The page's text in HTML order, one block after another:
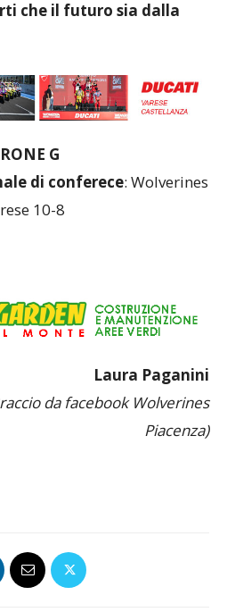
che il futuro sia dalla
G
di conferece: Wolverines
10-8
Laura Paganini
da facebook Wolverines
Piacenza)